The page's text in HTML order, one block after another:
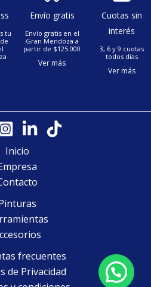
tu
Envío gratis
Envío gratis en el
Gran Mendoza a
partir de $125.000
Ver más
Cuotas sin
interés
3, 6 y 9 cuotas
todos días
Ver más
Inicio
frecuentes
de Privacidad